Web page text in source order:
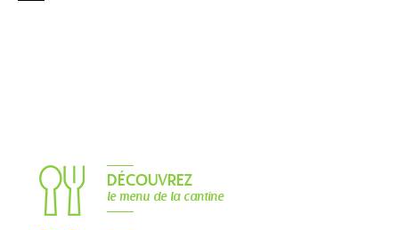
DÉCOUVREZ
le menu de la cantine